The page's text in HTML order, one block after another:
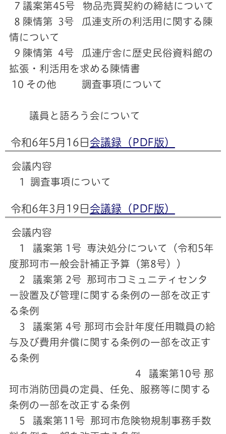
7 議案第45号 物品売買契約の締結について
8 陳情第 3号 瓜連支所の利活用に関する陳
情について
9 陳情第 4号 瓜連庁舎に歴史民俗資料館の
拡張・利活用を求める陳情書
10 その他 調査事項について
議員と語ろう会について
令和6年5月16日会議録（PDF版）
会議内容
1 調査事項について
令和6年3月19日会議録（PDF版）
会議内容
1 議案第 1号 専決処分について（令和5年
度那珂市一般会計補正予算（第8号））
2 議案第 2号 那珂市コミュニティセンタ
ー設置及び管理に関する条例の一部を改正す
る条例
3 議案第 4号 那珂市会計年度任用職員の給
与及び費用弁償に関する条例の一部を改正す
る条例
4 議案第10号 那
珂市消防団員の定員、任免、服務等に関する
条例の一部を改正する条例
5 議案第11号 那珂市危険物規制事務手数